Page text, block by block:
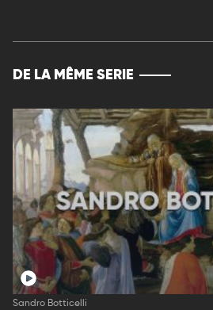
DE LA MÊME SERIE
Sandro Botticelli